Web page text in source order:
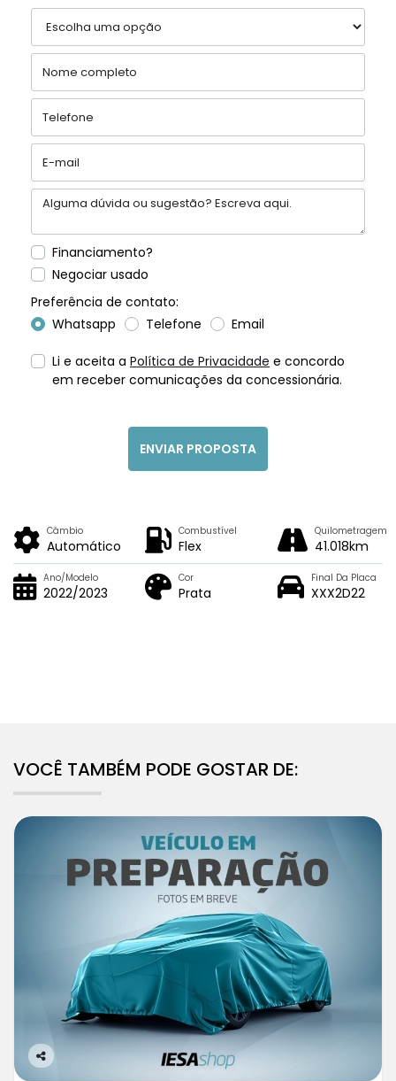
Financiamento?
Negociar usado
Preferência de contato:
Whatsapp
Telefone Email
Li e aceita a Política de Privacidade e concordo
em receber comunicações da concessionária.
ENVIAR PROPOSTA
Câmbio
Automático
Combustível
Flex
Quilometragem
41.018km
Ano/Modelo
2022/2023
Cor
Prata
Final Da Placa
XXX2D22
VOCÊ TAMBÉM PODE GOSTAR DE:
Co